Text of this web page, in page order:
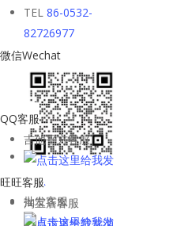
TEL 86-0532-
82726977
微信Wechat
QQ客服
吉他平方客服
批发客服
旺旺客服
淘宝店客服